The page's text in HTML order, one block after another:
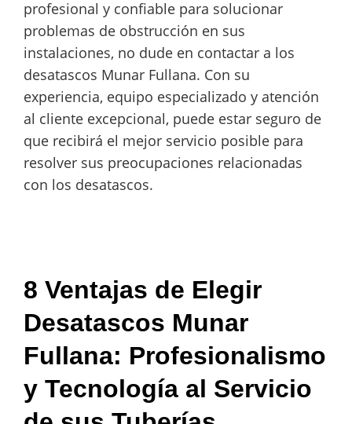
profesional y confiable para solucionar
problemas de obstrucción en sus
instalaciones, no dude en contactar a los
desatascos Munar Fullana. Con su
experiencia, equipo especializado y atención
al cliente excepcional, puede estar seguro de
que recibirá el mejor servicio posible para
resolver sus preocupaciones relacionadas
con los desatascos.
8 Ventajas de Elegir
Desatascos Munar
Fullana: Profesionalismo
y Tecnología al Servicio